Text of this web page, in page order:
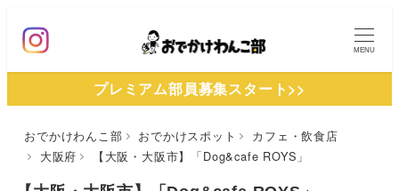
ン
MENU
プレミアム部員募集スタート>>
おでかけわんこ部 おでかけスポット
カフェ・飲食店
大阪府
【大阪・大阪市】「Dog&cafe ROYS」